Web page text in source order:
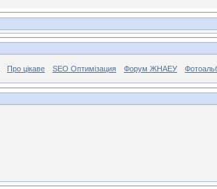
Про цікаве SEO Оптимізация Форум ЖНАЕУ